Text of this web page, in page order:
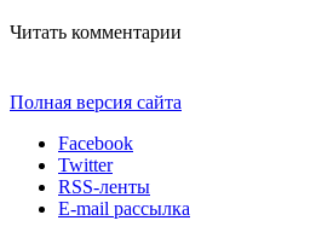
Читать комментарии
Полная версия сайта
Facebook
Twitter
RSS-ленты
E-mail рассылка